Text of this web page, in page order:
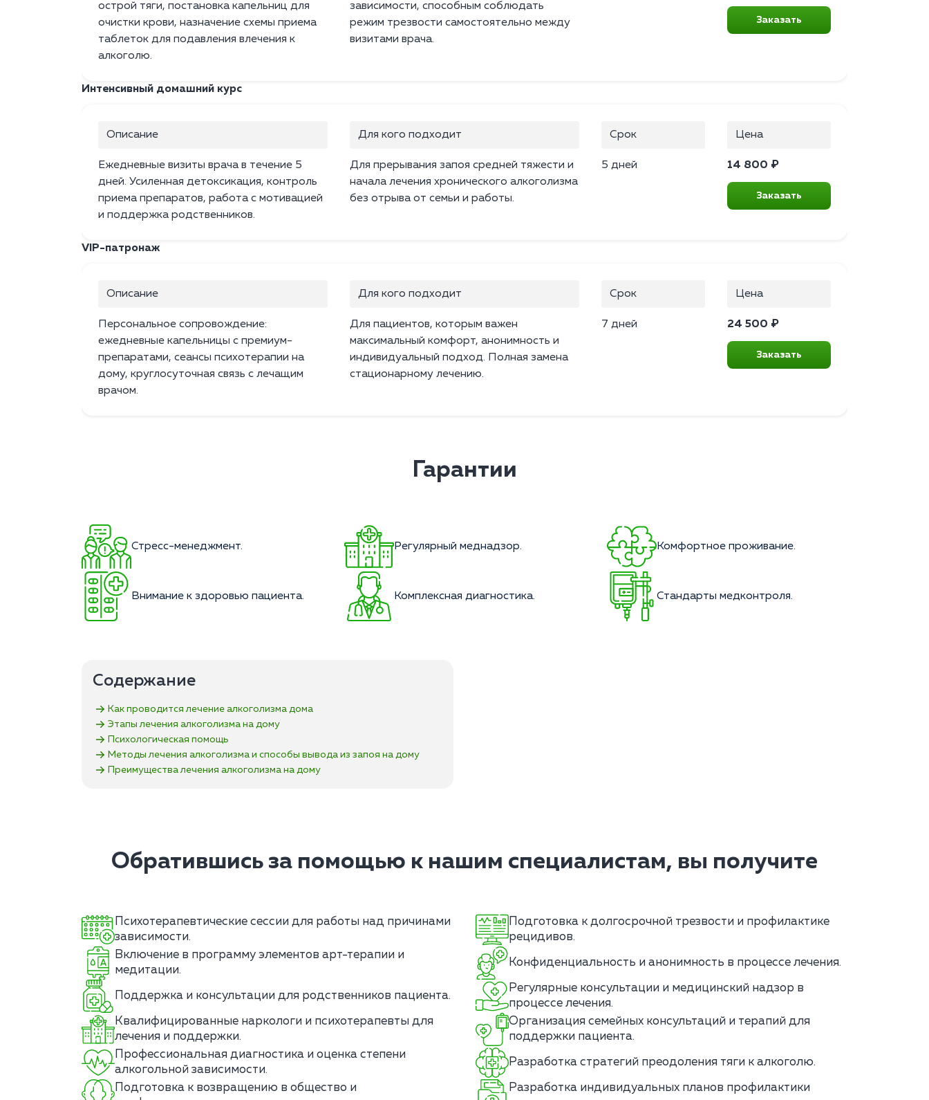
острой тяги, постановка капельниц для
очистки крови, назначение схемы приема
таблеток для подавления влечения к
алкоголю.
зависимости, способным соблюдать
режим трезвости самостоятельно между
визитами врача.
Заказать
Интенсивный домашний курс
Описание
Ежедневные визиты врача в течение 5
дней. Усиленная детоксикация, контроль
приема препаратов, работа с мотивацией
и поддержка родственников.
Для кого подходит
Для прерывания запоя средней тяжести и
начала лечения хронического алкоголизма
без отрыва от семьи и работы.
Срок
5 дней
Цена
14 800 ₽
Заказать
VIP-патронаж
Описание
Персональное сопровождение:
ежедневные капельницы с премиум-
препаратами, сеансы психотерапии на
дому, круглосуточная связь с лечащим
врачом.
Для кого подходит
Для пациентов, которым важен
максимальный комфорт, анонимность и
индивидуальный подход. Полная замена
стационарному лечению.
Срок
7 дней
Цена
24 500 ₽
Заказать
Гарантии
Стресс-менеджмент. Регулярный меднадзор. Комфортное проживание.
Внимание к здоровью пациента. Комплексная диагностика. Стандарты медконтроля.
Содержание
Как проводится лечение алкоголизма дома
Этапы лечения алкоголизма на дому
Психологическая помощь
Методы лечения алкоголизма и способы вывода из запоя на дому
Преимущества лечения алкоголизма на дому
Обратившись за помощью к нашим специалистам, вы получите
Психотерапевтические сессии для работы над причинами
зависимости.
Подготовка к долгосрочной трезвости и профилактике
рецидивов.
Включение в программу элементов арт-терапии и
медитации.
Конфиденциальность и анонимность в процессе лечения.
Поддержка и консультации для родственников пациента.
Регулярные консультации и медицинский надзор в
процессе лечения.
Квалифицированные наркологи и психотерапевты для
лечения и поддержки.
Организация семейных консультаций и терапий для
поддержки пациента.
Профессиональная диагностика и оценка степени
алкогольной зависимости.
Разработка стратегий преодоления тяги к алкоголю.
Подготовка к возвращению в общество и
Разработка индивидуальных планов профилактики